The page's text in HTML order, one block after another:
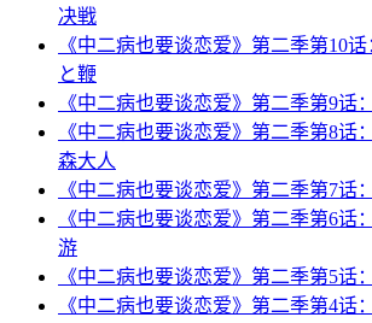
决戦
《中二病也要谈恋爱》第二季第10
と鞭
《中二病也要谈恋爱》第二季第9
《中二病也要谈恋爱》第二季第8
森大人
《中二病也要谈恋爱》第二季第7
《中二病也要谈恋爱》第二季第6话
游
《中二病也要谈恋爱》第二季第5
《中二病也要谈恋爱》第二季第4